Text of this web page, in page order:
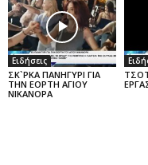
Ειδήσεις
ΣΚ`ΡΚΑ ΠΑΝΗΓΥΡΙ ΓΙΑ
ΤΗΝ ΕΟΡΤΗ ΑΓΙΟΥ
ΝΙΚΑΝΟΡΑ